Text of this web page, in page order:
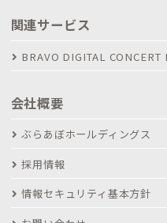
関連サービス
BRAVO DIGITAL CONCERT
会社概要
ぶらあぼホールディングス
採用情報
情報セキュリティ基本方針